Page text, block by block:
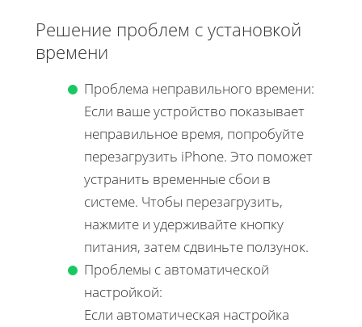
Решение проблем с установкой
времени
Проблема неправильного времени:
Если ваше устройство показывает
неправильное время, попробуйте
перезагрузить iPhone. Это поможет
устранить временные сбои в
системе. Чтобы перезагрузить,
нажмите и удерживайте кнопку
питания, затем сдвиньте ползунок.
Проблемы с автоматической
настройкой:
Если автоматическая настройка